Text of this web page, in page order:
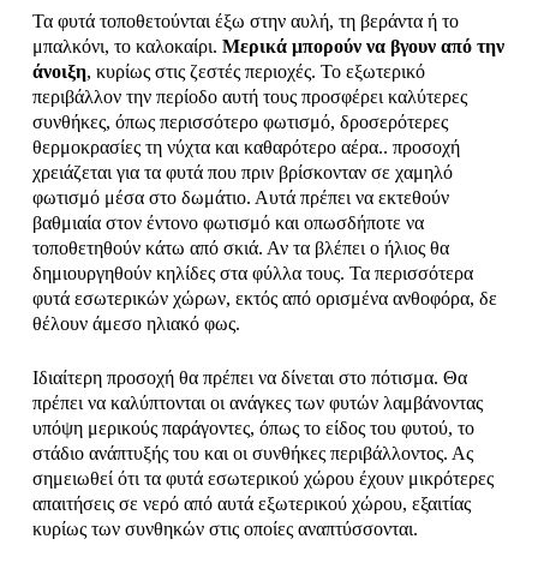
Τα φυτά τοποθετούνται έξω στην αυλή, τη βεράντα ή το
μπαλκόνι, το καλοκαίρι. Μερικά μπορούν να βγουν από την
άνοιξη, κυρίως στις ζεστές περιοχές. Το εξωτερικό
περιβάλλον την περίοδο αυτή τους προσφέρει καλύτερες
συνθήκες, όπως περισσότερο φωτισμό, δροσερότερες
θερμοκρασίες τη νύχτα και καθαρότερο αέρα.. προσοχή
χρειάζεται για τα φυτά που πριν βρίσκονταν σε χαμηλό
φωτισμό μέσα στο δωμάτιο. Αυτά πρέπει να εκτεθούν
βαθμιαία στον έντονο φωτισμό και οπωσδήποτε να
τοποθετηθούν κάτω από σκιά. Αν τα βλέπει ο ήλιος θα
δημιουργηθούν κηλίδες στα φύλλα τους. Τα περισσότερα
φυτά εσωτερικών χώρων, εκτός από ορισμένα ανθοφόρα, δε
θέλουν άμεσο ηλιακό φως.
Ιδιαίτερη προσοχή θα πρέπει να δίνεται στο πότισμα. Θα
πρέπει να καλύπτονται οι ανάγκες των φυτών λαμβάνοντας
υπόψη μερικούς παράγοντες, όπως το είδος του φυτού, το
στάδιο ανάπτυξής του και οι συνθήκες περιβάλλοντος. Ας
σημειωθεί ότι τα φυτά εσωτερικού χώρου έχουν μικρότερες
απαιτήσεις σε νερό από αυτά εξωτερικού χώρου, εξαιτίας
κυρίως των συνθηκών στις οποίες αναπτύσσονται.